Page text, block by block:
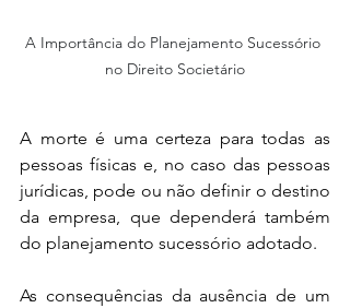
A Importância do Planejamento Sucessório
no Direito Societário
A morte é uma certeza para todas as
pessoas físicas e, no caso das pessoas
jurídicas, pode ou não definir o destino
da empresa, que dependerá também
do planejamento sucessório adotado.
As consequências da ausência de um